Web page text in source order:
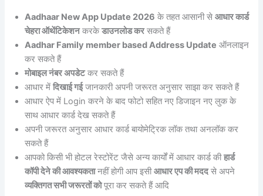
Aadhaar New App Update 2026 के तहत आसानी सेआधार कार्ड
चेहरा ऑथेंटिकेशनकरकेडाउनलोड करसकते हैं
Aadhar Family member based Address Update ऑनलाइन
कर सकते हैं
मोबाइल नंबर अपडेटकर सकते हैं
आधार मेंदिखाई गईजानकारी अपनी जरूरत अनुसार साझा कर सकते हैं
आधार ऐप में Login करने के बाद फोटो सहित नए डिजाइन नए लुक के
साथ आधार कार्ड देख सकते हैं
अपनी जरूरत अनुसार आधार कार्ड बायोमेट्रिक लॉक तथा अनलॉक कर
सकते हैं
आपको किसी भी होटल रेस्टोरेंट जैसे अन्य कार्यों में आधार कार्ड कीहार्ड
कॉपी देने की आवश्यकतानहीं होगी आप इसीआधार एप की मददसे अपने
व्यक्तिगत सभी जरूरतों कोपूरा कर सकते हैं आदि